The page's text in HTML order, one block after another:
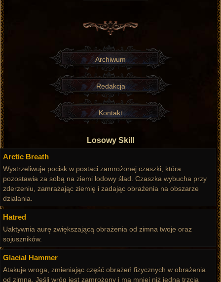
Archiwum
Redakcja
Kontakt
Losowy Skill
Arctic Breath
Wystrzeliwuje pocisk w postaci zamrożonej czaszki, która
pozostawia za sobą na ziemi lodowy ślad. Czaszka wybucha przy
zderzeniu, zamrażając ziemię i zadając obrażenia na obszarze
działania.
Hatred
Uaktywnia aurę zwiększającą obrażenia od zimna twoje oraz
sojuszników.
Glacial Hammer
Atakuje wroga, zmieniając część obrażeń fizycznych w obrażenia
od zimna. Jeśli wróg jest zamrożony i ma mniej niż jedną trzcią